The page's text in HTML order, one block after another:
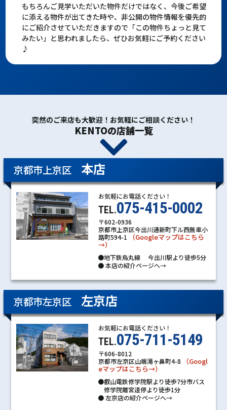
もちろんご見学いただいた物件だけではなく、今後ご希望
に添える物件が出てきた時や、非公開の物件情報を優先的
にご紹介させていただきますので「この物件ちょっと見て
みたい」と思われましたら、ぜひお気軽にご予約ください
♪
突然のご来店も大歓迎！お気軽にご相談ください！
KENTOの店舗一覧
京都市上京区 本店
お気軽にお電話ください！
TEL.075-415-0002
〒602-0936
京都市上京区今出川通新町下ル西無車小
路町594-1
（Googleマップはこちら
→）
●地下鉄烏丸線 今出川駅より徒歩5分
●本店の紹介ページへ→
京都市左京区 左京店
お気軽にお電話ください！
TEL.075-711-5149
〒606-8012
京都市左京区山端滝ヶ鼻町4-8
（Googl
eマップはこちら→）
●叡山電鉄修学院駅より徒歩7分市バス
修学院離宮道停より徒歩1分
●左京店の紹介ページへ→